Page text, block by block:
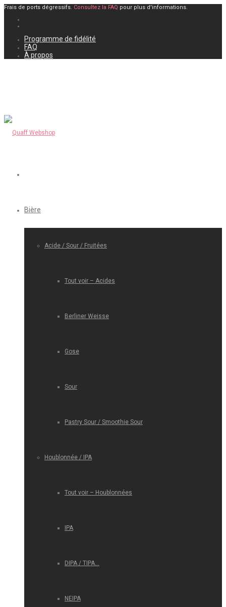
Frais de ports dégressifs. Consultez la FAQ pour plus d'informations.
Programme de fidélité
FAQ
À propos
Bière
Acide / Sour / Fruitées
Tout voir – Acides
Berliner Weisse
Gose
Sour
Pastry Sour / Smoothie Sour
Houblonnée / IPA
Tout voir – Houblonnées
IPA
DIPA / TIPA…
NEIPA